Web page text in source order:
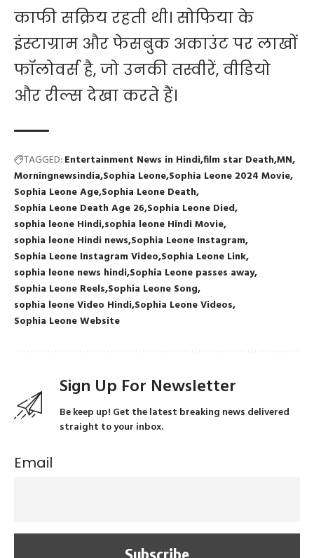
काफी सक्रिय रहती थी। सोफिया के
इंस्टाग्राम और फेसबुक अकाउंट पर लाखों
फॉलोवर्स है, जो उनकी तस्वीरें, वीडियो
और रील्स देखा करते हैं।
TAGGED: Entertainment News in Hindifilm star DeathMN
Morningnewsindia Sophia Leone Sophia Leone 2024 Movie
Sophia Leone Age Sophia Leone Death
Sophia Leone Death Age 26 Sophia Leone Died
sophia leone Hindi sophia leone Hindi Movie
sophia leone Hindi news Sophia Leone Instagram
Sophia Leone Instagram Video Sophia Leone Link
sophia leone news hindi Sophia Leone passes away
Sophia Leone Reels Sophia Leone Song
sophia leone Video Hindi Sophia Leone Videos
Sophia Leone Website
Sign Up For Newsletter
Be keep up! Get the latest breaking news delivered
straight to your inbox.
Email